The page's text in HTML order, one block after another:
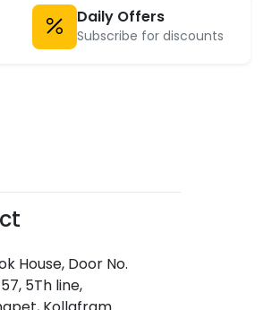
Daily Offers
Subscribe for discounts
House, Door No.
5Th line,